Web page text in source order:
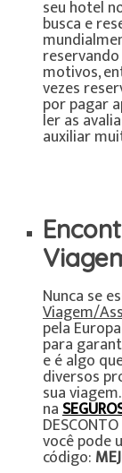
seu hotel
busca e
motivos,
vezes
por pagar
ler as
auxiliar
Nunca se
Viagem/
pela
para
e é algo
diversos
sua
na
você pode
código: